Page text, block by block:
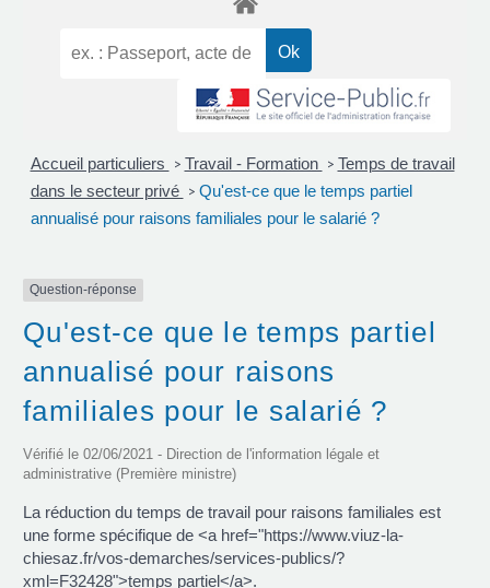
Accueil particuliers > Travail - Formation > Temps de travail
dans le secteur privé > Qu'est-ce que le temps partiel
annualisé pour raisons familiales pour le salarié ?
Question-réponse
Qu'est-ce que le temps partiel
annualisé pour raisons
familiales pour le salarié ?
Vérifié le 02/06/2021 - Direction de l'information légale et
administrative (Première ministre)
La réduction du temps de travail pour raisons familiales est
une forme spécifique de <a href="https://www.viuz-la-
chiesaz.fr/vos-demarches/services-publics/?
xml=F32428">temps partiel</a>.